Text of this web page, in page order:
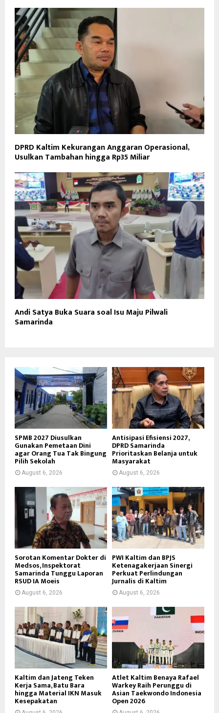
DPRD Kaltim Kekurangan Anggaran Operasional,
Usulkan Tambahan hingga Rp35 Miliar
Andi Satya Buka Suara soal Isu Maju Pilwali
Samarinda
SPMB 2027 Diusulkan
Gunakan Pemetaan Dini
agar Orang Tua Tak Bingung
Pilih Sekolah
August 6, 2026
Antisipasi Efisiensi 2027,
DPRD Samarinda
Prioritaskan Belanja untuk
Masyarakat
August 6, 2026
Sorotan Komentar Dokter di
Medsos, Inspektorat
Samarinda Tunggu Laporan
RSUD IA Moeis
August 6, 2026
PWI Kaltim dan BPJS
Ketenagakerjaan Sinergi
Perkuat Perlindungan
Jurnalis di Kaltim
August 6, 2026
Kaltim dan Jateng Teken
Kerja Sama, Batu Bara
hingga Material IKN Masuk
Kesepakatan
Atlet Kaltim Benaya Rafael
Warkey Raih Perunggu di
Asian Taekwondo Indonesia
Open 2026